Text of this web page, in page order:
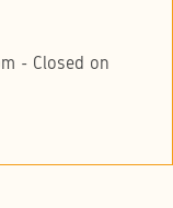
- Closed on